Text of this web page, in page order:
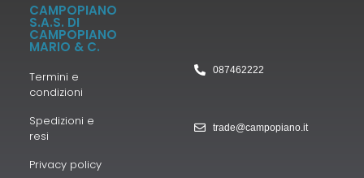
CAMPOPIANO
S.A.S. DI
CAMPOPIANO
MARIO & C.
Termini e
condizioni
Spedizioni e
resi
Privacy policy
087462222
trade@campopiano.it